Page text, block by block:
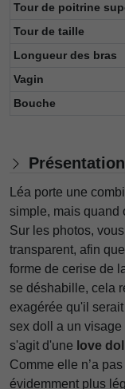
Tour de poitrine
Tour de taille
Longueur des bras
Vagin
Bouche
Présentation
Léa porte une
simple, mais quand
Sur les photos,
transparent, afin
forme de cerise de
se déshabille, cela
exagérée qu'il
sex doll a un visage
s'agit d'une love
Comme elle n’a
évidemment plus